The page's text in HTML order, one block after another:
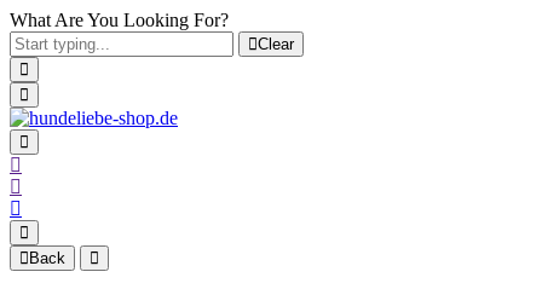
What Are You Looking For?
Clear
Back